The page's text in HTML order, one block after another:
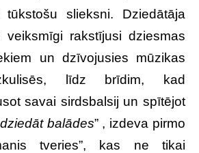
slieksni. Dziedātāja
veiksmīgi rakstījusi dziesmas
un dzīvojusies mūzikas
līdz brīdim, kad
savai sirdsbalsij un spītējot
balādes” , izdeva pirmo
tveries”, kas ne tikai